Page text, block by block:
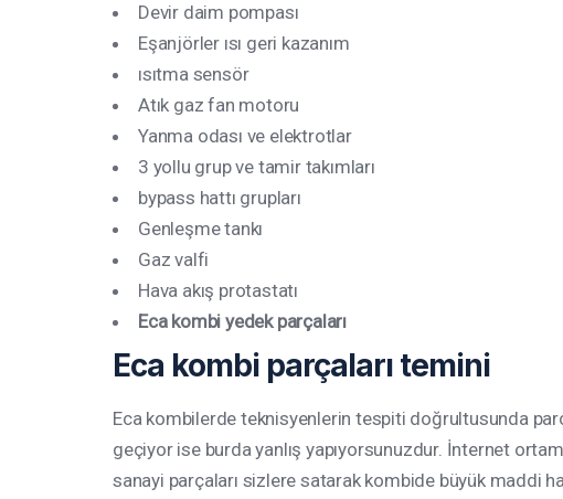
Devir daim pompası
Eşanjörler ısı geri kazanım
ısıtma sensör
Atık gaz fan motoru
Yanma odası ve elektrotlar
3 yollu grup ve tamir takımları
bypass hattı grupları
Genleşme tankı
Gaz valfi
Hava akış protastatı
Eca kombi yedek parçaları
Eca kombi parçaları temini
Eca kombilerde teknisyenlerin tespiti doğrultusunda
geçiyor ise burda yanlış yapıyorsunuzdur. İnternet
sanayi parçaları sizlere satarak kombide büyük maddi